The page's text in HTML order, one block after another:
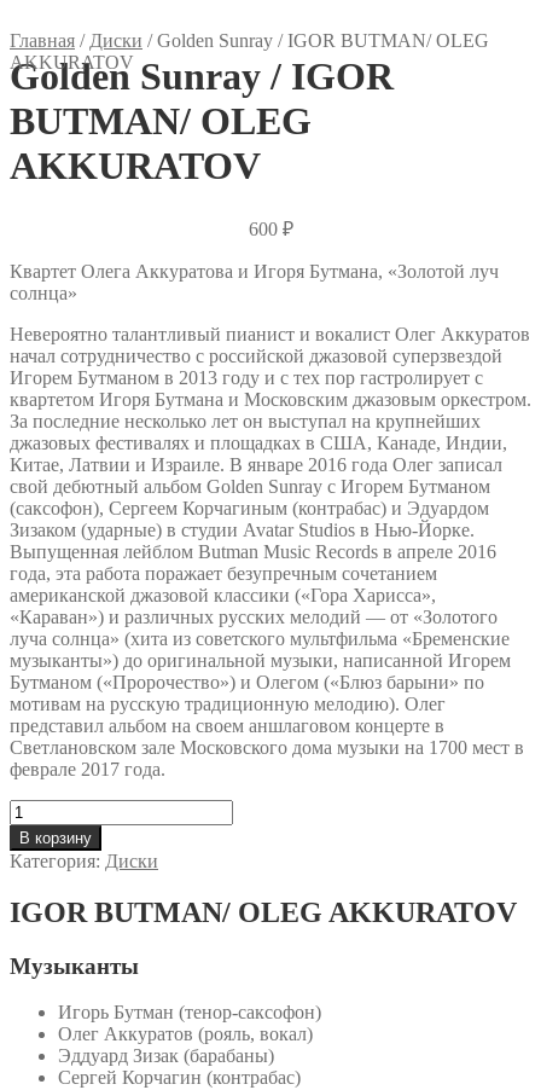
Главная / Диски /Golden Sunray / IGOR BUTMAN/ OLEG
AKKURATOV
Golden Sunray / IGOR
BUTMAN/ OLEG
AKKURATOV
600 ₽
Квартет Олега Аккуратова и Игоря Бутмана, «Золотой луч
солнца»
Невероятно талантливый пианист и вокалист Олег Аккуратов
начал сотрудничество с российской джазовой суперзвездой
Игорем Бутманом в 2013 году и с тех пор гастролирует с
квартетом Игоря Бутмана и Московским джазовым оркестром.
За последние несколько лет он выступал на крупнейших
джазовых фестивалях и площадках в США, Канаде, Индии,
Китае, Латвии и Израиле. В январе 2016 года Олег записал
свой дебютный альбом Golden Sunray с Игорем Бутманом
(саксофон), Сергеем Корчагиным (контрабас) и Эдуардом
Зизаком (ударные) в студии Avatar Studios в Нью-Йорке.
Выпущенная лейблом Butman Music Records в апреле 2016
года, эта работа поражает безупречным сочетанием
американской джазовой классики («Гора Харисса»,
«Караван») и различных русских мелодий — от «Золотого
луча солнца» (хита из советского мультфильма «Бременские
музыканты») до оригинальной музыки, написанной Игорем
Бутманом («Пророчество») и Олегом («Блюз барыни» по
мотивам на русскую традиционную мелодию). Олег
представил альбом на своем аншлаговом концерте в
Светлановском зале Московского дома музыки на 1700 мест в
феврале 2017 года.
Количество
товара
Golden
Sunray
IGOR
OLEG
AKKURATOV
В корзину
Категория: Диски
IGOR BUTMAN/ OLEG AKKURATOV
Музыканты
Игорь Бутман (тенор-саксофон)
Олег Аккуратов (рояль, вокал)
Эддуард Зизак (барабаны)
Сергей Корчагин (контрабас)